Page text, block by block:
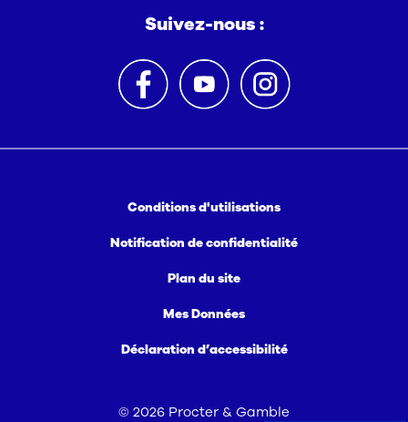
Suivez-nous :
Conditions d'utilisations
Notification de confidentialité
Plan du site
Mes Données
Déclaration d’accessibilité
© 2026 Procter & Gamble